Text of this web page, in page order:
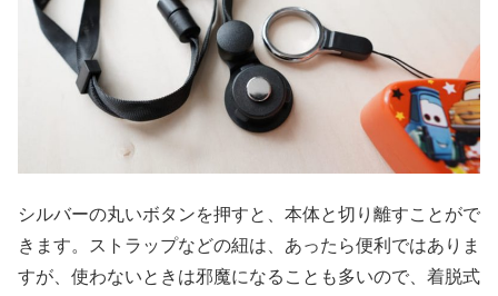
シルバーの丸いボタンを押すと、本体と切り離すことがで
きます。ストラップなどの紐は、あったら便利ではありま
すが、使わないときは邪魔になることも多いので、着脱式